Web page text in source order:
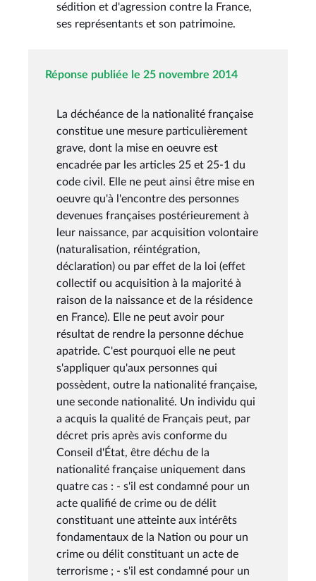
sédition et d'agression contre la France,
ses représentants et son patrimoine.
Réponse publiée le 25 novembre 2014
La déchéance de la nationalité française
constitue une mesure particulièrement
grave, dont la mise en oeuvre est
encadrée par les articles 25 et 25-1 du
code civil. Elle ne peut ainsi être mise en
oeuvre qu'à l'encontre des personnes
devenues françaises postérieurement à
leur naissance, par acquisition volontaire
(naturalisation, réintégration,
déclaration) ou par effet de la loi (effet
collectif ou acquisition à la majorité à
raison de la naissance et de la résidence
en France). Elle ne peut avoir pour
résultat de rendre la personne déchue
apatride. C'est pourquoi elle ne peut
s'appliquer qu'aux personnes qui
possèdent, outre la nationalité française,
une seconde nationalité. Un individu qui
a acquis la qualité de Français peut, par
décret pris après avis conforme du
Conseil d'État, être déchu de la
nationalité française uniquement dans
quatre cas : - s'il est condamné pour un
acte qualifié de crime ou de délit
constituant une atteinte aux intérêts
fondamentaux de la Nation ou pour un
crime ou délit constituant un acte de
terrorisme ; - s'il est condamné pour un